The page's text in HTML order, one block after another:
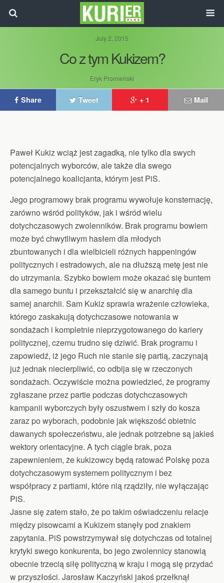
July 2, 2015
Co z tym Kukizem?
Eryk Promieński
Share Tweet + 1 Mail
Paweł Kukiz wciąż jest zagadką, nie tylko dla swych
potencjalnych wyborców, ale także dla swego
potencjalnego koalicjanta, którym jest PiS.
Jego programowy brak programu wywołuje konsternację,
zarówno wśród polityków, jak i wśród wielu
dotychczasowych zwolenników. Brak programu bowiem
może być chwytliwym hasłem dla młodych
zbuntowanych i dla wielbicieli różnych happeningów
politycznych i estradowych, ale na dłuższą metę jest nie
do utrzymania. Szybko bowiem może okazać się buntem
dla samego buntu i przekształcić się w anarchię dla
samej anarchii. Sam Kukiz sprawia wrażenie człowieka,
którego zaskakują dotychczasowe notowania w
sondażach i kompletnie nieprzygotowanego do kariery
politycznej, czemu trudno się dziwić. Brak programu i
zapowiedź, iż jego Ruch nie stanie się partią, zaczynają
już jednak niecierpliwić, co odbija się w rzeczonych
sondażach. Oczywiście można powiedzieć, że programy
zgłaszane przez partie podczas dotychczasowych
kampanii wyborczych były oszustwem i szły do kosza
zaraz po wyborach, podobnie jak większość obietnic
dawanych społeczeństwu, ale jednak potrzebne są jakieś
wektory orientacyjne. A tych ciągle brak, poza
zapewnieniem, że kukizowcy będą ratować Polskę poza
dotychczasowym systemem politycznym i bez
współpracy z partiami, które nią rządziły, nie wyłączając
PiS.
Jasne się zatem stało, że po takim oświadczeniu relacje
między pisowcami a Kukizem stanęły pod znakiem
zapytania. PiS powstrzymywał się dotychczas od totalnej
krytyki swego konkurenta, bo jego zwolennicy stanowią
obecnie trzecią siłę polityczną w kraju i mogą się przydać
w przyszłości. Jarosław Kaczyński jakoś przełknął